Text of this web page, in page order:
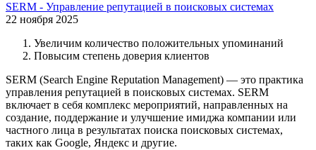
SERM - Управление репутацией в поисковых системах
22 ноября 2025
Увеличим количество положительных упоминаний
Повысим степень доверия клиентов
SERM (Search Engine Reputation Management) — это практика
управления репутацией в поисковых системах. SERM
включает в себя комплекс мероприятий, направленных на
создание, поддержание и улучшение имиджа компании или
частного лица в результатах поиска поисковых системах,
таких как Google, Яндекс и другие.